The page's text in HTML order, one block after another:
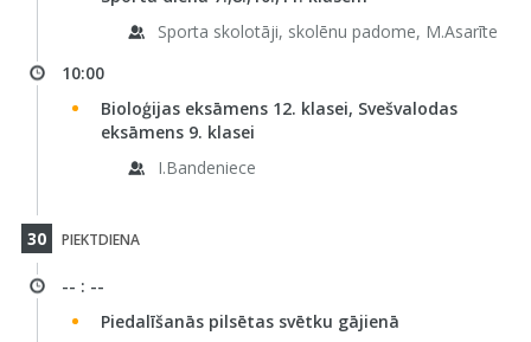
Sporta skolotāji, skolēnu padome, M.Asarīte
10:00
Bioloģijas eksāmens 12. klasei, Svešvalodas
eksāmens 9. klasei
I.Bandeniece
30 PIEKTDIENA
-- : --
Piedalīšanās pilsētas svētku gājienā